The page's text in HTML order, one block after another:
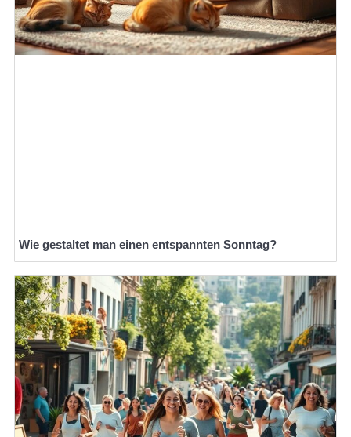
Wie gestaltet man einen entspannten Sonntag?